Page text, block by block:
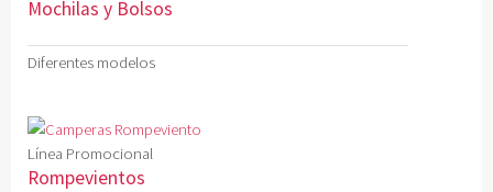
Mochilas y Bolsos
Diferentes modelos
Línea Promocional
Rompevientos